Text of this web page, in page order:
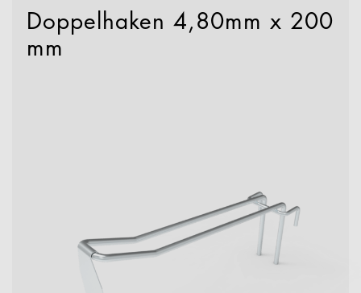
Doppelhaken 4,80mm x 200
mm